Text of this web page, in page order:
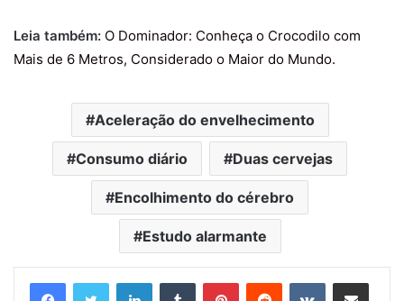
Leia também: O Dominador: Conheça o Crocodilo com
Mais de 6 Metros, Considerado o Maior do Mundo.
Aceleração do envelhecimento
Consumo diário Duas cervejas
Encolhimento do cérebro
Estudo alarmante